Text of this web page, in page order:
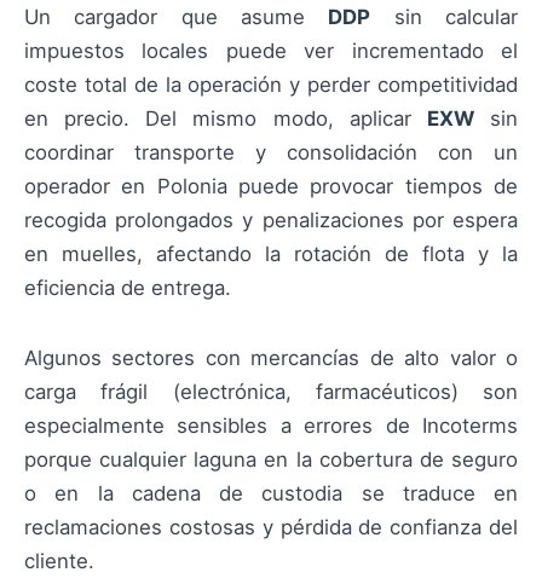
Un cargador que asume DDP sin calcular
impuestos locales puede ver incrementado el
coste total de la operación y perder competitividad
en precio. Del mismo modo, aplicar EXWsin
coordinar transporte y consolidación con un
operador en Polonia puede provocar tiempos de
recogida prolongados y penalizaciones por espera
en muelles, afectando la rotación de flota y la
eficiencia de entrega.
Algunos sectores con mercancías de alto valor o
carga frágil (electrónica, farmacéuticos) son
especialmente sensibles a errores de Incoterms
porque cualquier laguna en la cobertura de seguro
o en la cadena de custodia se traduce en
reclamaciones costosas y pérdida de confianza del
cliente.